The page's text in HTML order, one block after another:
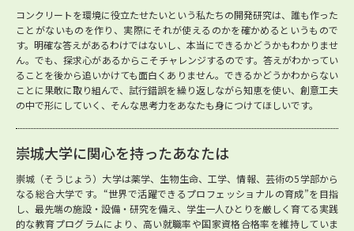
コンクリートを環境に役立たせたいという私たちの開発研究は、誰も作った
ことがないものを作り、実際にそれが使えるのかを確かめるというもので
す。明確な答えがあるわけではないし、本当にできるかどうかもわかりませ
ん。でも、探求心があるからこそチャレンジするのです。答えがわかってい
ることを後から追いかけても面白くありません。できるかどうかわからない
ことに果敢に取り組んで、試行錯誤を繰り返しながら知恵を使い、創意工夫
の中で形にしていく、そんな思考力をあなたも身につけてほしいです。
崇城大学に関心を持ったあなたは
崇城（そうじょう）大学は薬学、生物生命、工学、情報、芸術の5学部から
なる総合大学です。“世界で活躍できるプロフェッショナルの育成”を目指
し、最先端の施設・設備・研究を備え、学生一人ひとりを厳しく育てる実践
的な教育プログラムにより、高い就職率や国家資格合格率を維持していま